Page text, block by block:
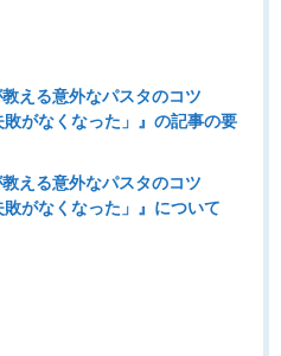
教える意外なパスタのコツ
敗がなくなった」』の記事の要
教える意外なパスタのコツ
敗がなくなった」』について